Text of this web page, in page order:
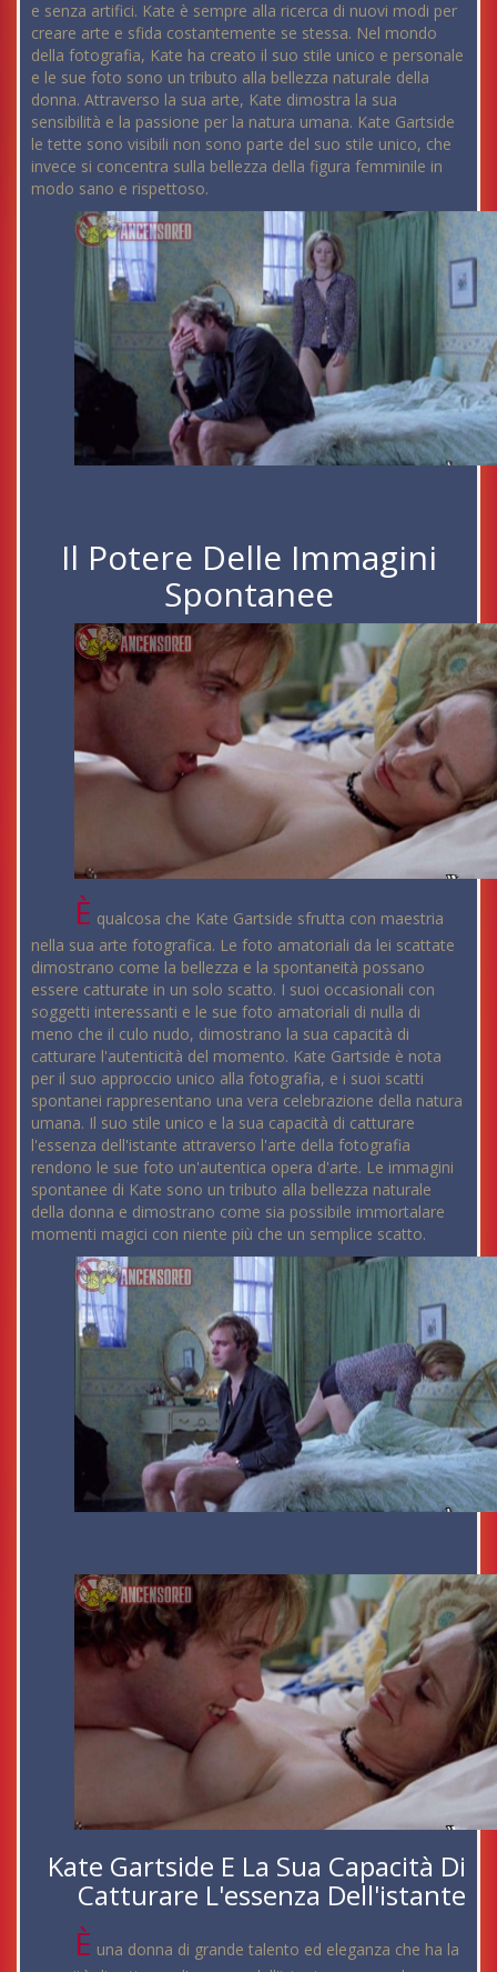
e senza artifici. Kate è sempre alla ricerca di nuovi modi per
creare arte e sfida costantemente se stessa. Nel mondo
della fotografia, Kate ha creato il suo stile unico e personale
e le sue foto sono un tributo alla bellezza naturale della
donna. Attraverso la sua arte, Kate dimostra la sua
sensibilità e la passione per la natura umana. Kate Gartside
le tette sono visibili non sono parte del suo stile unico, che
invece si concentra sulla bellezza della figura femminile in
modo sano e rispettoso.
Il Potere Delle Immagini
Spontanee
È qualcosa che Kate Gartside sfrutta con maestria
nella sua arte fotografica. Le foto amatoriali da lei scattate
dimostrano come la bellezza e la spontaneità possano
essere catturate in un solo scatto. I suoi occasionali con
soggetti interessanti e le sue foto amatoriali di nulla di
meno che il culo nudo, dimostrano la sua capacità di
catturare l'autenticità del momento. Kate Gartside è nota
per il suo approccio unico alla fotografia, e i suoi scatti
spontanei rappresentano una vera celebrazione della natura
umana. Il suo stile unico e la sua capacità di catturare
l'essenza dell'istante attraverso l'arte della fotografia
rendono le sue foto un'autentica opera d'arte. Le immagini
spontanee di Kate sono un tributo alla bellezza naturale
della donna e dimostrano come sia possibile immortalare
momenti magici con niente più che un semplice scatto.
Kate Gartside E La Sua Capacità Di
Catturare L'essenza Dell'istante
È una donna di grande talento ed eleganza che ha la